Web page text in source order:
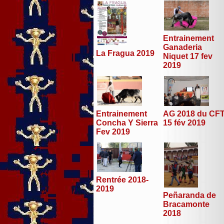
La Fragua 2019
Entrainement
Ganaderia
Niquet 17 fev
2019
Entrainement
Concha Y Sierra
Fev 2019
AG 2018 du
15 fév 2019
Rentrée 2018-
2019
Peñaranda de
Bracamonte
2018